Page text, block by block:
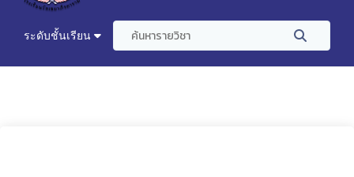
ระดับชั้นเรียน